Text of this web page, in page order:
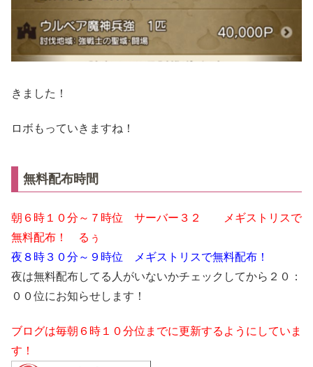
きました！
ロボもっていきますね！
無料配布時間
朝６時１０分～７時位 サーバー３２ メギストリスで
無料配布！ るぅ
夜８時３０分～９時位 メギストリスで無料配布！
夜は無料配布してる人がいないかチェックしてから２０：
００位にお知らせします！
ブログは毎朝６時１０分位までに更新するようにしていま
す！